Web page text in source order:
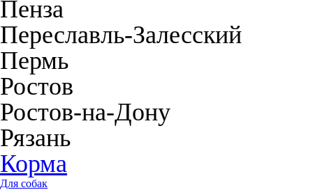
Пенза
Переславль-Залесский
Пермь
Ростов
Ростов-на-Дону
Рязань
Корма
Для собак